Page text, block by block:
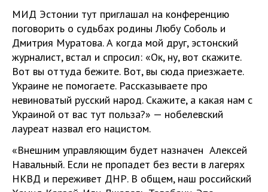
МИД Эстонии тут приглашал на конференцию
поговорить о судьбах родины Любу Соболь и
Дмитрия Муратова. А когда мой друг, эстонский
журналист, встал и спросил: «Ок, ну, вот скажите.
Вот вы оттуда бежите. Вот, вы сюда приезжаете.
Украине не помогаете. Рассказываете про
невиноватый русский народ. Скажите, а какая нам с
Украиной от вас тут польза?» — нобелевский
лауреат назвал его нацистом.
«Внешним управляющим будет назначен Алексей
Навальный. Если не пропадет без вести в лагерях
НКВД и переживет ДНР. В общем, наш российский